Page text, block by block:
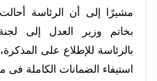
مشيرًا إلى أن الرئاسة
بخاتم وزير العدل إلى لجنة
بالرئاسة للإطلاع على
استيفاء الضمانات الكاملة فى